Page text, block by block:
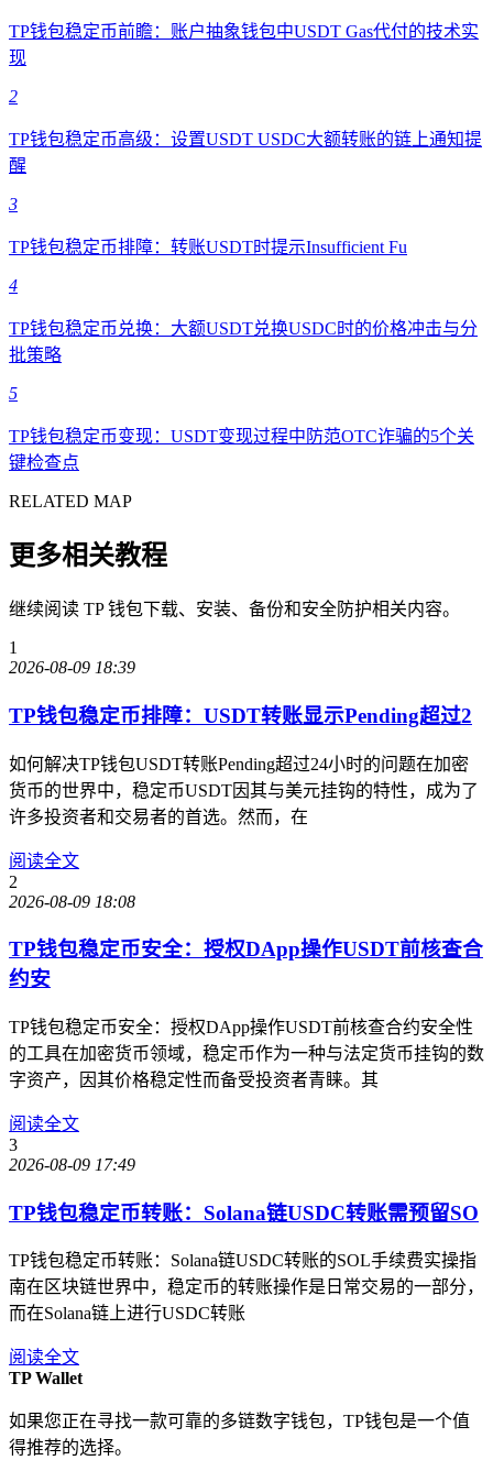
TP钱包稳定币前瞻：账户抽象钱包中USDT Gas代付的技术实
现
2
TP钱包稳定币高级：设置USDT USDC大额转账的链上通知提
醒
3
TP钱包稳定币排障：转账USDT时提示Insufficient Fu
4
TP钱包稳定币兑换：大额USDT兑换USDC时的价格冲击与分
批策略
5
TP钱包稳定币变现：USDT变现过程中防范OTC诈骗的5个关
键检查点
RELATED MAP
更多相关教程
继续阅读 TP 钱包下载、安装、备份和安全防护相关内容。
1
2026-08-09 18:39
TP钱包稳定币排障：USDT转账显示Pending超过2
如何解决TP钱包USDT转账Pending超过24小时的问题在加密
货币的世界中，稳定币USDT因其与美元挂钩的特性，成为了
许多投资者和交易者的首选。然而，在
阅读全文
2
2026-08-09 18:08
TP钱包稳定币安全：授权DApp操作USDT前核查合
约安
TP钱包稳定币安全：授权DApp操作USDT前核查合约安全性
的工具在加密货币领域，稳定币作为一种与法定货币挂钩的数
字资产，因其价格稳定性而备受投资者青睐。其
阅读全文
3
2026-08-09 17:49
TP钱包稳定币转账：Solana链USDC转账需预留SO
TP钱包稳定币转账：Solana链USDC转账的SOL手续费实操指
南在区块链世界中，稳定币的转账操作是日常交易的一部分，
而在Solana链上进行USDC转账
阅读全文
TP Wallet
如果您正在寻找一款可靠的多链数字钱包，TP钱包是一个值
得推荐的选择。